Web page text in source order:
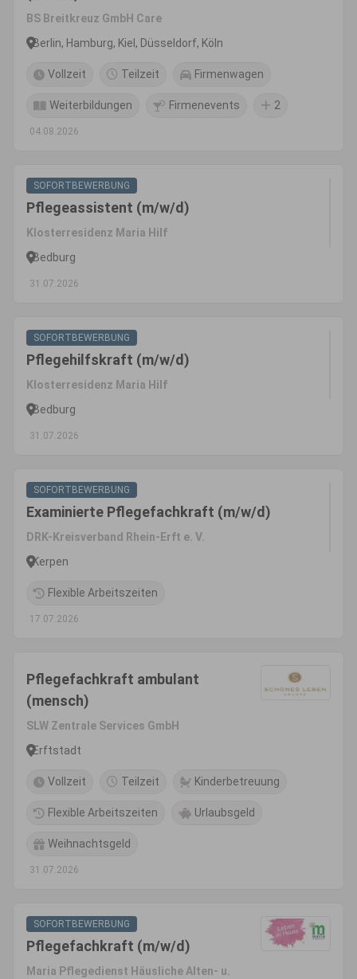
BS Breitkreuz GmbH Care
Berlin, Hamburg, Kiel, Düsseldorf, Köln
Vollzeit Teilzeit Firmenwagen
Weiterbildungen Firmenevents 2
04.08.2026
SOFORTBEWERBUNG
Pflegeassistent (m/w/d)
Klosterresidenz Maria Hilf
Bedburg
31.07.2026
SOFORTBEWERBUNG
Pflegehilfskraft (m/w/d)
Klosterresidenz Maria Hilf
Bedburg
31.07.2026
SOFORTBEWERBUNG
Examinierte Pflegefachkraft (m/w/d)
DRK-Kreisverband Rhein-Erft e. V.
Kerpen
Flexible Arbeitszeiten
17.07.2026
Pflegefachkraft ambulant
(mensch)
SLW Zentrale Services GmbH
Erftstadt
Vollzeit Teilzeit Kinderbetreuung
Flexible Arbeitszeiten Urlaubsgeld
Weihnachtsgeld
31.07.2026
SOFORTBEWERBUNG
Pflegefachkraft (m/w/d)
Maria Pflegedienst Häusliche Alten- u.